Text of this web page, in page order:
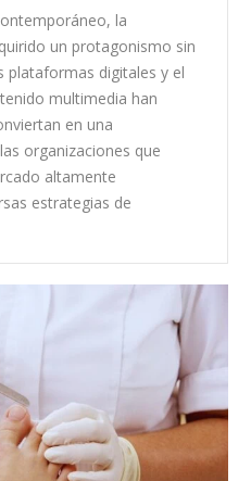
la
un protagonismo sin
plataformas digitales y el
multimedia han
en una
organizaciones que
altamente
estrategias de